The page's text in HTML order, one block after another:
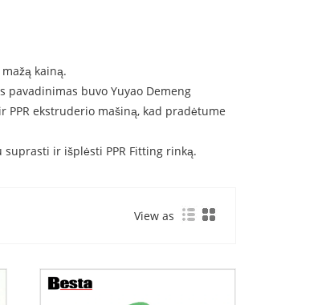
kainą.
pavadinimas buvo Yuyao Demeng
ekstruderio mašiną, kad pradėtume
ir išplėsti PPR Fitting rinką.
View as